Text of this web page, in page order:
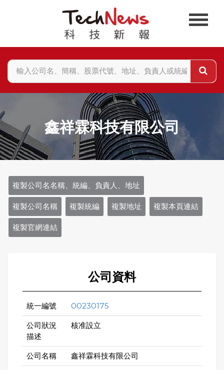
鑫祥霖科技有限公司
複製公司名名稱、統編、負責人、地址
複製公司名稱 複製統編 複製地址 複製本頁連結
複製官網連結
公司資料
統一編號 00230175
公司狀況
描述
核准設立
公司名稱 鑫祥霖科技有限公司